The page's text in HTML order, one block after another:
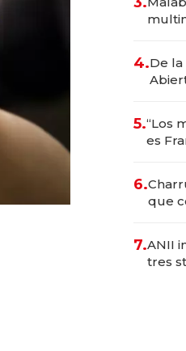
4.De la
5.“Los
es
6.
que
con
7.ANII
tres